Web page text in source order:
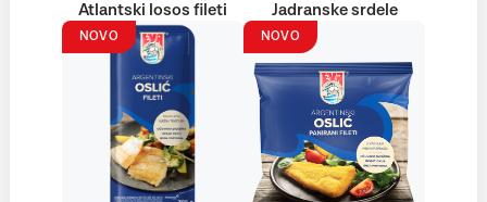
Atlantski losos fileti Jadranske srdele
NOVO NOVO